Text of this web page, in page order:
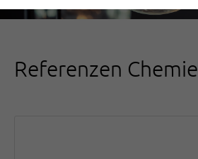
Referenzen Chemie